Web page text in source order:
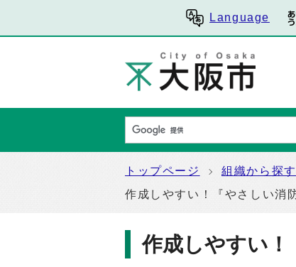
Language
トップページ 組織から探す
作成しやすい！『やさしい消
作成しやすい！